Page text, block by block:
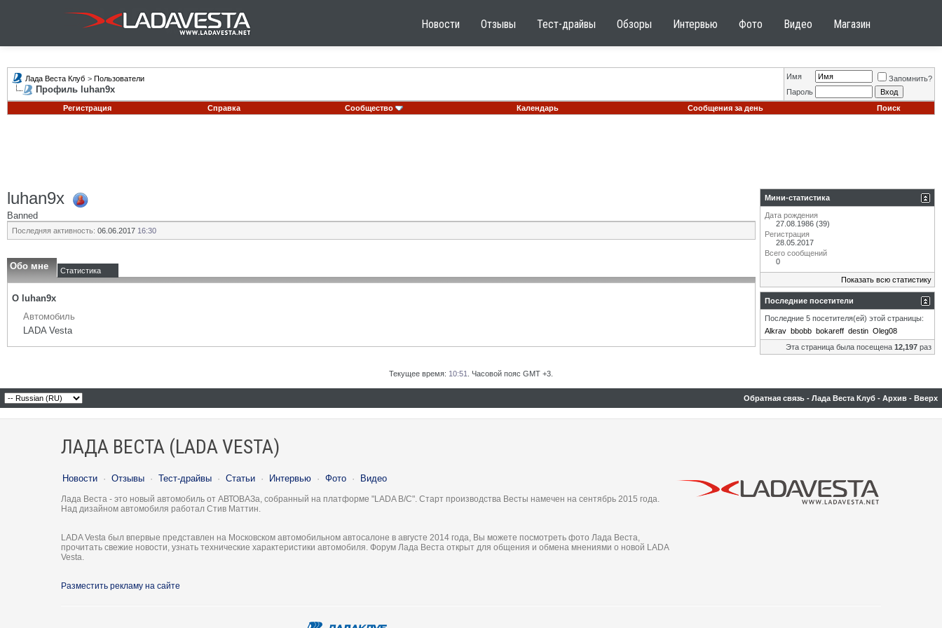
Новости Отзывы Тест-драйвы Обзоры Интервью Фото Видео Магазин
Лада Веста Клуб > Пользователи
Профиль luhan9x
Имя
Запомнить?
Пароль
Регистрация
Справка Сообщество Календарь Сообщения за день Поиск
luhan9x
Banned
Последняя активность: 06.06.2017 16:30
Обо мне Статистика
О luhan9x
Автомобиль
LADA Vesta
Мини-статистика
Дата рождения
27.08.1986 (39)
Регистрация
28.05.2017
Всего сообщений
0
Показать всю статистику
Последние посетители
Последние 5 посетителя(ей) этой страницы:
Alkrav bbobb bokareff destin Oleg08
Эта страница была посещена 12,197 раз
Текущее время: 10:51 . Часовой пояс GMT +3.
Обратная связь - Лада Веста Клуб - Архив - Вверх
ЛАДА ВЕСТА (LADA VESTA)
Новости · Отзывы · Тест-драйвы · Статьи · Интервью · Фото · Видео
Лада Веста - это новый автомобиль от АВТОВАЗа, собранный на платформе "LADA B/C". Старт производства Весты намечен на сентябрь 2015 года.
Над дизайном автомобиля работал Стив Маттин.
LADA Vesta был впервые представлен на Московском автомобильном автосалоне в августе 2014 года, Вы можете посмотреть фото Лада Веста,
прочитать свежие новости, узнать технические характеристики автомобиля. Форум Лада Веста открыт для общения и обмена мнениями о новой LADA
Vesta.
Разместить рекламу на сайте